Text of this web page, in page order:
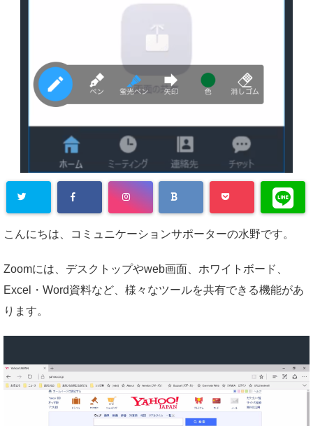
こんにちは、コミュニケーションサポーターの水野です。
Zoomには、デスクトップやweb画面、ホワイトボード、
Excel・Word資料など、様々なツールを共有できる機能があ
ります。